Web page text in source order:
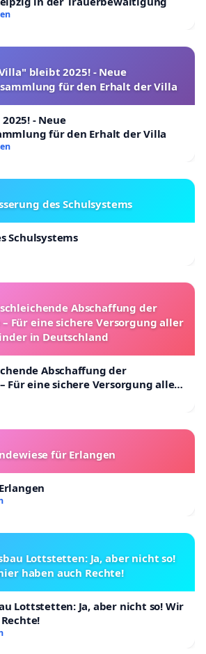
bleibt 2025! - Neue
für den Erhalt der Villa
- Neue
für den Erhalt der Villa
des Schulsystems
Schulsystems
Abschaffung der
Für eine sichere Versorgung aller
in Deutschland
Abschaffung der
Für eine sichere Versorgung aller
für Erlangen
Lottstetten: Ja, aber nicht so!
haben auch Rechte!
Lottstetten: Ja, aber nicht so! Wir